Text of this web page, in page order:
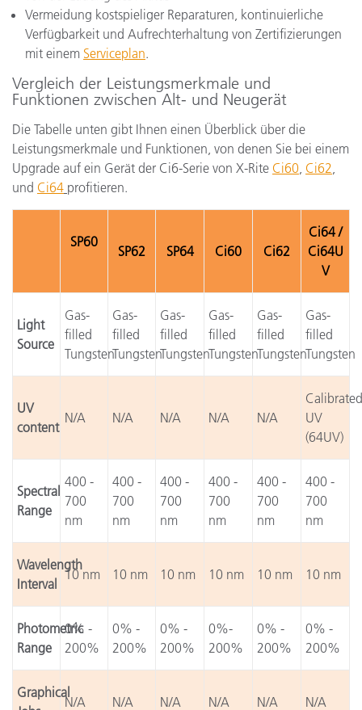
Vermeidung kostspieliger Reparaturen, kontinuierliche
Verfügbarkeit und Aufrechterhaltung von Zertifizierungen
mit einem Serviceplan.
Vergleich der Leistungsmerkmale und
Funktionen zwischen Alt- und Neugerät
Die Tabelle unten gibt Ihnen einen Überblick über die
Leistungsmerkmale und Funktionen, von denen Sie bei einem
Upgrade auf ein Gerät der Ci6-Serie von X-Rite Ci60, Ci62,
und Ci64 profitieren.
SP60
SP62 SP64 Ci60 Ci62
Ci64 /
Ci64U
V
Light
Source
Gas-
filled
Tungsten
Gas-
filled
Tungsten
Gas-
filled
Tungsten
Gas-
filled
Tungsten
Gas-
filled
Tungsten
Gas-
filled
Tungsten
UV
content
N/A N/A N/A N/A N/A
UV
(64UV)
Spectral
Range
400 -
700
nm
400 -
700
nm
400 -
700
nm
400 -
700
nm
400 -
700
nm
400 -
700
nm
Wavelength
Interval
10 nm 10 nm 10 nm 10 nm 10 nm 10 nm
Photometric
Range
0% -
200%
0% -
200%
0% -
200%
0%-
200%
0% -
200%
0% -
200%
Graphical
N/A N/A N/A N/A N/A N/A